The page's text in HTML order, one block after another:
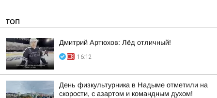
ТОП
Дмитрий Артюхов: Лёд отличный!
16:12
День физкультурника в Надыме отметили на
скорости, с азартом и командным духом!